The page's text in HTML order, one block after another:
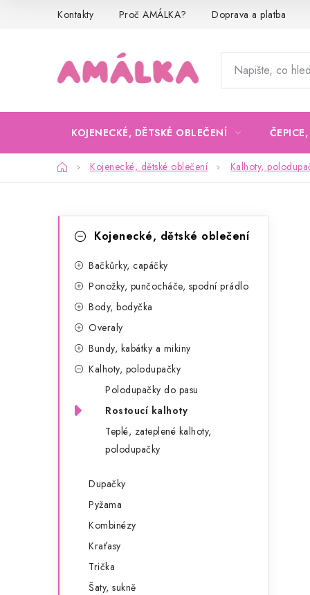
Kontakty Proč AMÁLKA? Doprava a platba
KOJENECKÉ, DĚTSKÉ OBLEČENÍ
DomůKojenecké, dětské oblečení Kalhoty,
kategorieKojenecké, dětské oblečení
Bačkůrky, capáčky
Ponožky, punčocháče, spodní prádlo
Body, bodyčka
Overaly
Bundy, kabátky a mikiny
Kalhoty, polodupačky
Polodupačky do pasu
Rostoucí kalhoty
Teplé, zateplené kalhoty,
polodupačky
Dupačky
Pyžama
Kombinézy
Kraťasy
Trička
Šaty, sukně